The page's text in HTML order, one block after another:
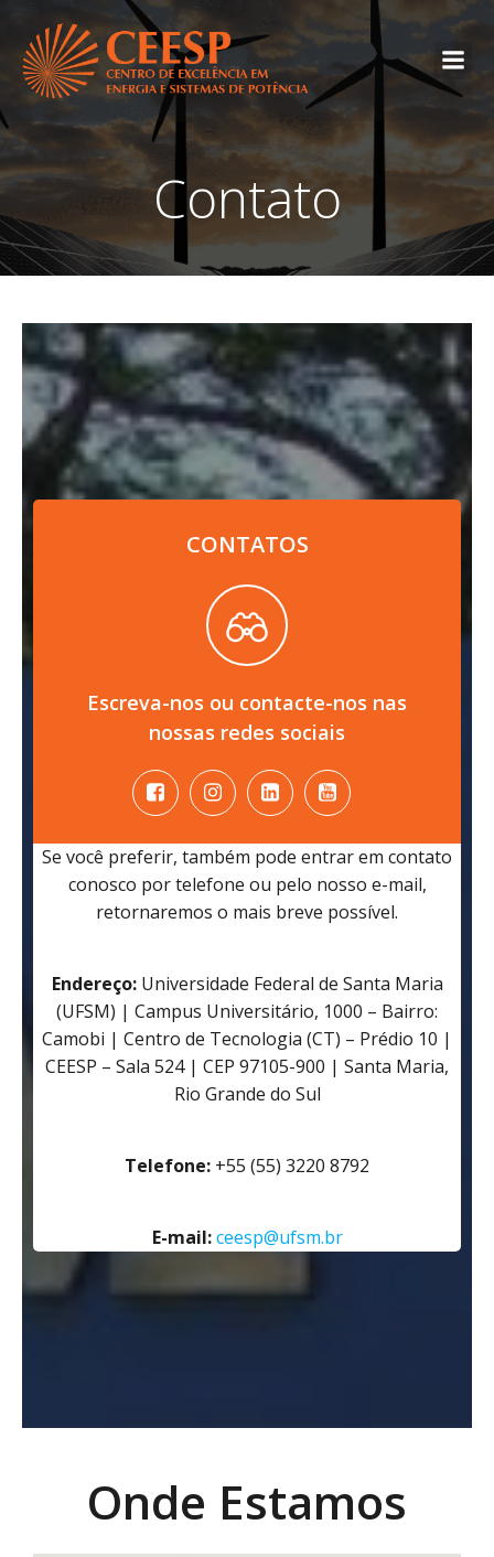
Contato
CONTATOS
Escreva-nos ou contacte-nos nas
nossas redes sociais
Se você preferir, também pode entrar em contato
conosco por telefone ou pelo nosso e-mail,
retornaremos o mais breve possível.
Endereço: Universidade Federal de Santa Maria
(UFSM) | Campus Universitário, 1000 – Bairro:
Camobi | Centro de Tecnologia (CT) – Prédio 10 |
CEESP – Sala 524 | CEP 97105-900 | Santa Maria,
Rio Grande do Sul
Telefone: +55 (55) 3220 8792
E-mail:ceesp@ufsm.br
Onde Estamos